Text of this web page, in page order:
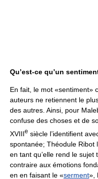
Qu’est-ce qu’un
En fait, le mot «sentiment»
auteurs ne retiennent le
des autres. Ainsi, pour
confuse des choses et de
XVIIIe siècle l’identifient
spontanée; Théodule Ribot
en tant qu’elle rend le
contraire aux émotions
en en faisant le «serment»,